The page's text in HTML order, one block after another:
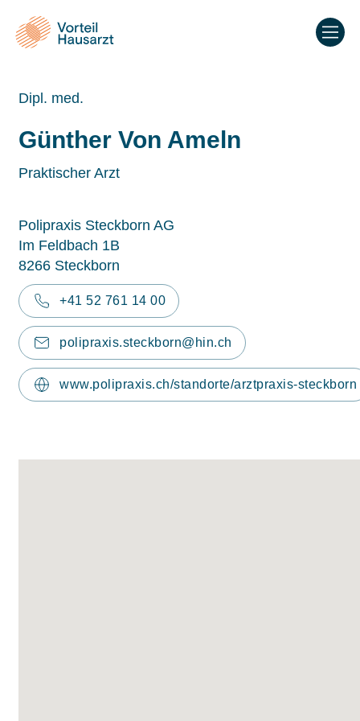
Dipl. med.
Günther Von Ameln
Praktischer Arzt
Polipraxis Steckborn AG
Im Feldbach 1B
8266 Steckborn
+41 52 761 14 00
polipraxis.steckborn@hin.ch
www.polipraxis.ch/standorte/arztpraxis-steckborn